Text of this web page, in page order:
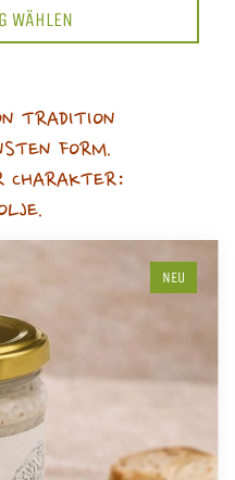
WÄHLEN
TRADITION
FORM.
NEU